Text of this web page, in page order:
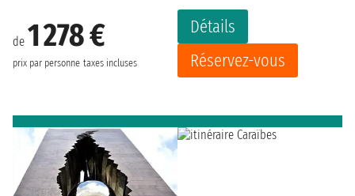
de 1 278 €
prix par personne taxes incluses
Détails
Réservez-vous